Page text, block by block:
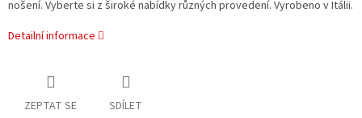
nošení. Vyberte si z široké nabídky různých provedení. Vyrobeno v Itálii.
Detailní informace
ZEPTAT SE SDÍLET